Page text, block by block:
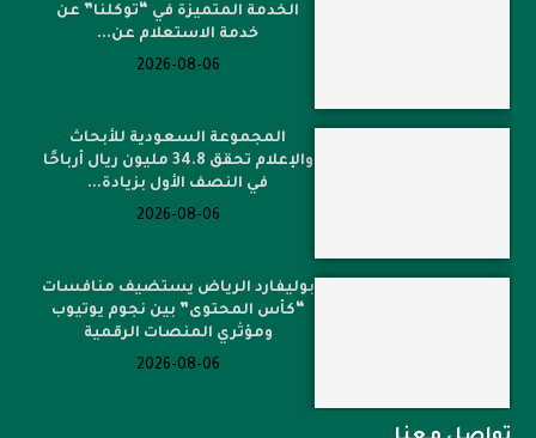
الخدمة المتميزة في “توكلنا” عن
خدمة الاستعلام عن...
2026-08-06
المجموعة السعودية للأبحاث
والإعلام تحقق 34.8 مليون ريال أرباحًا
في النصف الأول بزيادة...
2026-08-06
بوليفارد الرياض يستضيف منافسات
“كأس المحتوى” بين نجوم يوتيوب
ومؤثري المنصات الرقمية
2026-08-06